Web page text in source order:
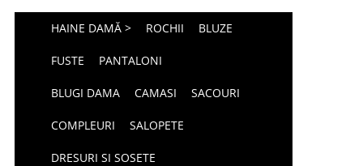
HAINE DAMĂ > ROCHII BLUZE
FUSTE PANTALONI
BLUGI DAMA CAMASI SACOURI
COMPLEURI SALOPETE
DRESURI SI SOSETE